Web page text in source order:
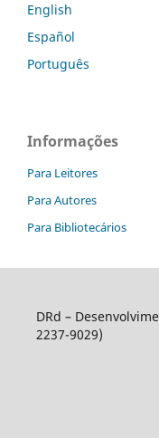
English
Español
Português
Informações
Para Leitores
Para Autores
Para Bibliotecários
DRd –
2237-9029)